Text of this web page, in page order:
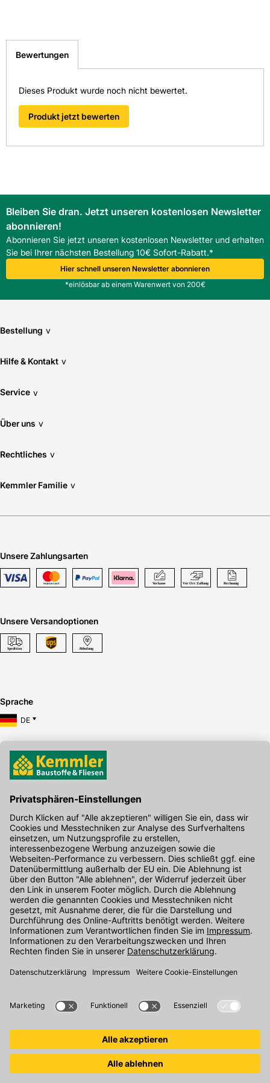
Bewertungen
Dieses Produkt wurde noch nicht bewertet.
Produkt jetzt bewerten
Bleiben Sie dran. Jetzt unseren kostenlosen Newsletter
abonnieren!
Abonnieren Sie jetzt unseren kostenlosen Newsletter und erhalten
Sie bei Ihrer nächsten Bestellung 10€ Sofort-Rabatt.*
Hier schnell unseren Newsletter abonnieren
*einlösbar ab einem Warenwert von 200€
Bestellung v
Hilfe & Kontakt v
Service v
Über uns v
Rechtliches v
Kemmler Familie v
Unsere Zahlungsarten
Unsere Versandoptionen
Sprache
DE
Hier gibt's die kostenlose App
Kontakt
Unser Onlineshop Team ist montags bis freitags von 08:00 - 17:00
Uhr unter der Telefonnummer07071 / 151-151für Sie erreichbar.
Alternativ können Sie unser Kontaktformular nutzen.
Den Kontakt direkt in unsere Niederlassungen finden Sie hier.
Oder über unseren Chat .